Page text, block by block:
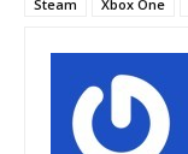
Steam
Xbox One